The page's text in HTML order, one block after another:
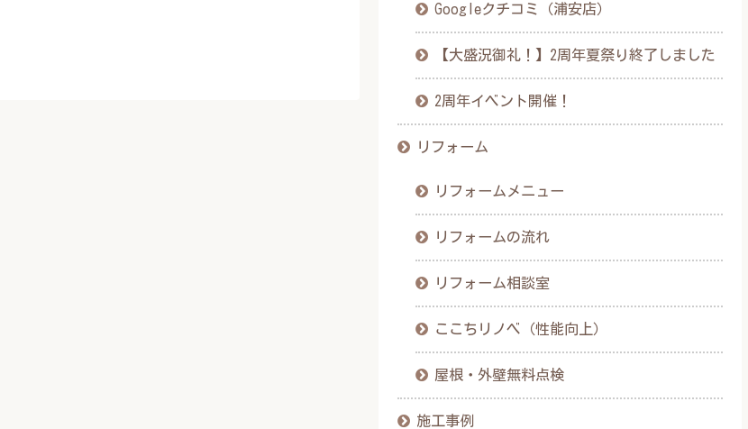
Googleクチコミ（浦安店）
【大盛況御礼！】2周年夏祭り終了しました
2周年イベント開催！
リフォーム
リフォームメニュー
リフォームの流れ
リフォーム相談室
ここちリノベ（性能向上）
屋根・外壁無料点検
施工事例